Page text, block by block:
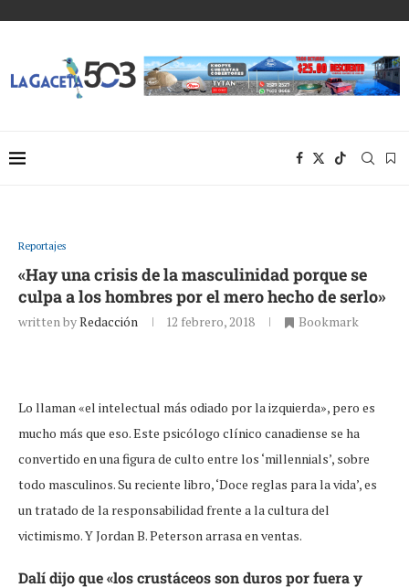
Reportajes
«Hay una crisis de la masculinidad porque se
culpa a los hombres por el mero hecho de serlo»
written byRedacción 12 febrero, 2018 Bookmark
Lo llaman «el intelectual más odiado por la izquierda», pero es
mucho más que eso. Este psicólogo clínico canadiense se ha
convertido en una figura de culto entre los ‘millennials’, sobre
todo masculinos. Su reciente libro, ‘Doce reglas para la vida’, es
un tratado de la responsabilidad frente a la cultura del
victimismo. Y Jordan B. Peterson arrasa en ventas.
Dalí dijo que «los crustáceos son duros por fuera y